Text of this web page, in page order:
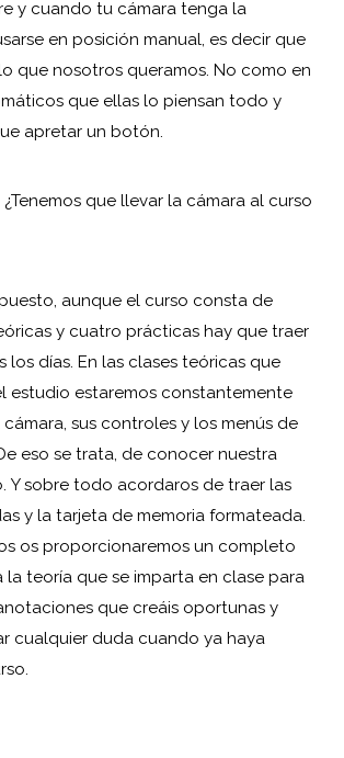
y cuando tu cámara tenga la
en posición manual, es decir que
que nosotros queramos. No como en
que ellas lo piensan todo y
apretar un botón.
¿Tenemos que llevar la cámara al curso
aunque el curso consta de
y cuatro prácticas hay que traer
los días. En las clases teóricas que
estudio estaremos constantemente
sus controles y los menús de
eso se trata, de conocer nuestra
Y sobre todo acordaros de traer las
y la tarjeta de memoria formateada.
os proporcionaremos un completo
teoría que se imparta en clase para
que creáis oportunas y
cualquier duda cuando ya haya